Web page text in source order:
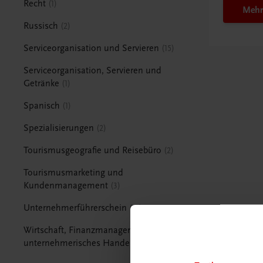
Recht 1
Russisch 2
Serviceorganisation und Servieren 15
Serviceorganisation, Servieren und
Getränke
1
Spanisch 1
Spezialisierungen 2
Tourismusgeografie und Reisebüro 2
Tourismusmarketing und
Kundenmanagement
3
Unternehmerführerschein 15
Wirtschaft, Finanzmanagement und
unternehmerisches Handeln